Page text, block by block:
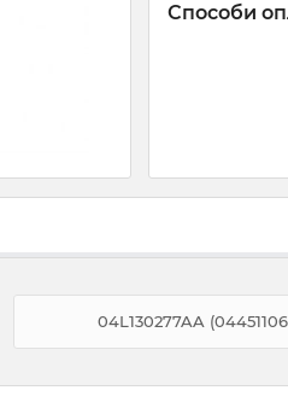
Способи
04L130277AA